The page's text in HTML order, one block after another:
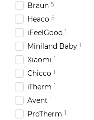
Braun 5
Heaco 5
iFeelGood 1
Miniland Baby 1
Xiaomi 1
Chicco 1
iTherm 1
Avent 1
ProTherm 1